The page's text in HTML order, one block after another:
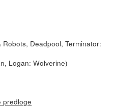
Deadpool, Terminator:
Logan: Wolverine)
predloge